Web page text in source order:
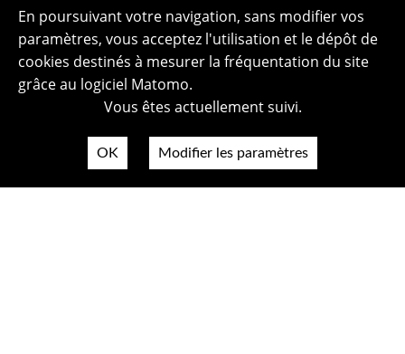
En poursuivant votre navigation, sans modifier vos
paramètres, vous acceptez l'utilisation et le dépôt de
cookies destinés à mesurer la fréquentation du site
grâce au logiciel Matomo.
Vous êtes actuellement suivi.
OK Modifier les paramètres